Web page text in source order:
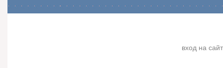
вход на сайт